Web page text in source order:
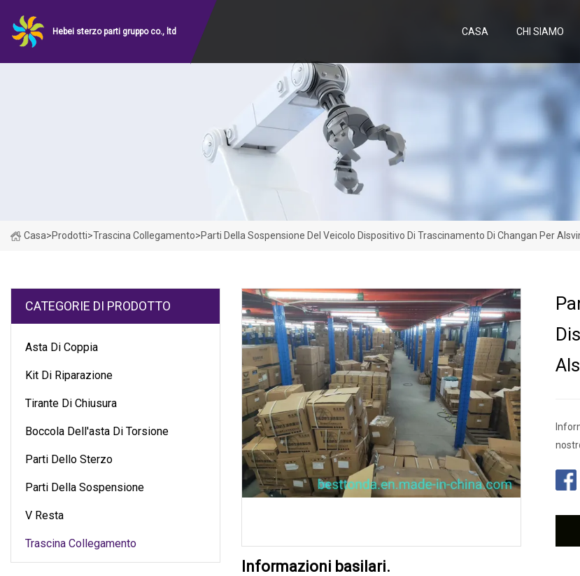
Hebei sterzo parti gruppo co., ltd CASA CHI SIAMO
Casa>Prodotti>Trascina Collegamento>Parti Della Sospensione Del Veicolo Dispositivo Di Trascinamento Di Changan Per
CATEGORIE DI PRODOTTO
Asta Di Coppia
Kit Di Riparazione
Tirante Di Chiusura
Boccola Dell'asta Di Torsione
Parti Dello Sterzo
Parti Della Sospensione
V Resta
Trascina Collegamento
Informazioni basilari.